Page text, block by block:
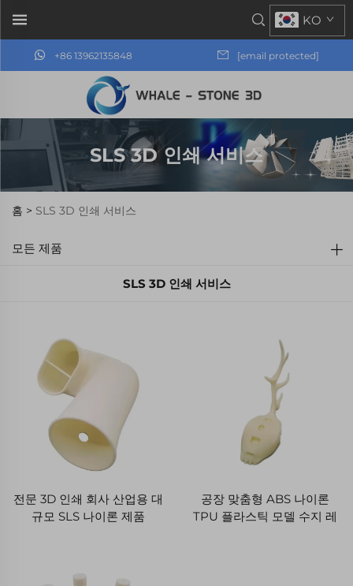
+86 13962135848 [email protected]
KO
SLS 3D 인쇄 서비스
홈 > SLS 3D 인쇄 서비스
모든 제품
SLS 3D 인쇄 서비스
전문 3D 인쇄 회사 산업용 대
규모 SLS 나이론 제품
공장 맞춤형 ABS 나이론
TPU 플라스틱 모델 수지 레